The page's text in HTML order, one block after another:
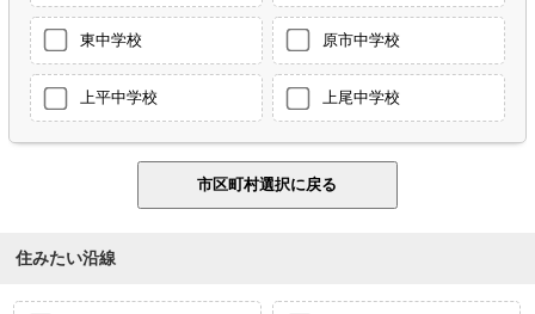
東中学校 原市中学校
上平中学校 上尾中学校
住みたい沿線